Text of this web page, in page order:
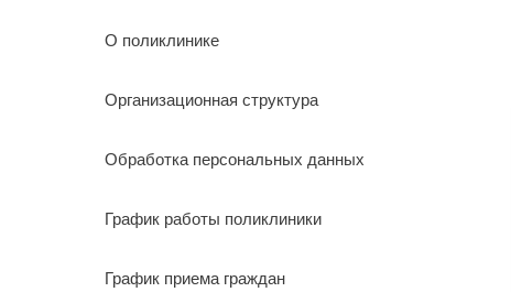
О поликлинике
Организационная структура
Обработка персональных данных
График работы поликлиники
График приема граждан